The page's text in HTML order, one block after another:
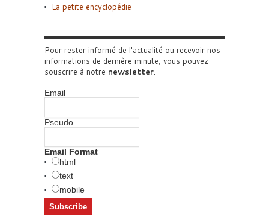
La petite encyclopédie
Pour rester informé de l'actualité ou recevoir nos
informations de dernière minute, vous pouvez
souscrire à notre newsletter
Email
Pseudo
Email Format
html
text
mobile